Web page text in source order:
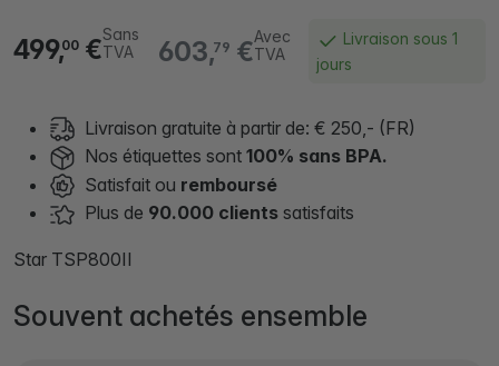
603,79 €Avec
TVA
499,00 €Sans
TVA
Livraison sous 1
jours
Livraison gratuite à partir de: € 250,- (FR)
Nos étiquettes sont 100% sans BPA.
Satisfait ou remboursé
Plus de 90.000 clients satisfaits
Star TSP800II
Souvent achetés ensemble